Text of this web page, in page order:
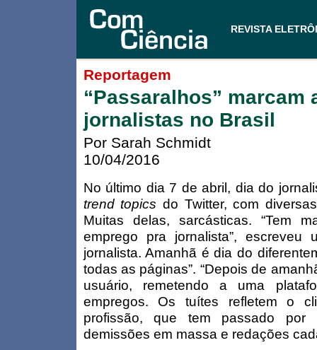
REVISTA
Reportagem
“Passaralhos” marcam
jornalistas no Brasil
Por Sarah Schmidt
10/04/2016
No último dia 7 de abril, dia do
trend topics do Twitter, com
Muitas delas, sarcásticas. “Tem
emprego pra jornalista”,
jornalista. Amanhã é dia do
todas as páginas”. “Depois de
usuário, remetendo a uma
empregos. Os tuítes refletem o
profissão, que tem passado por
demissões em massa e redações